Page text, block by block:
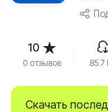
Скачать
10
0 отзывов 85.7